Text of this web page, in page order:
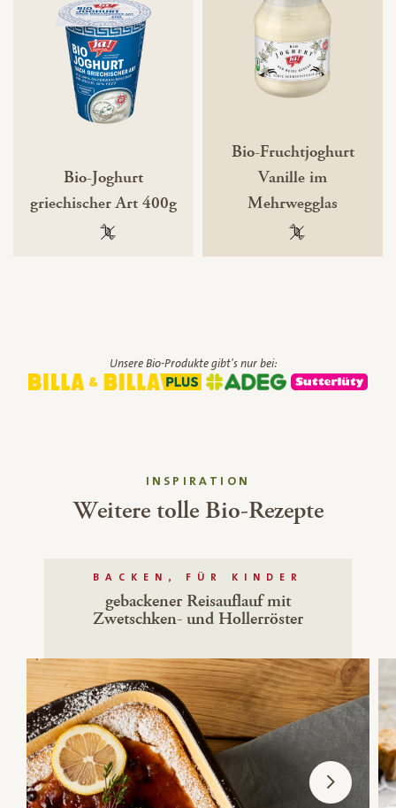
Bio-Joghurt
griechischer Art 400g
100 % gentechnikfrei
Bio-Fruchtjoghurt
Vanille im
Mehrwegglas
100 %
Unsere Bio-Produkte gibt's nur bei:
INSPIRATION
Weitere tolle Bio-Rezepte
BACKEN, FÜR KINDER
gebackener Reisauflauf mit
Zwetschken- und Hollerröster